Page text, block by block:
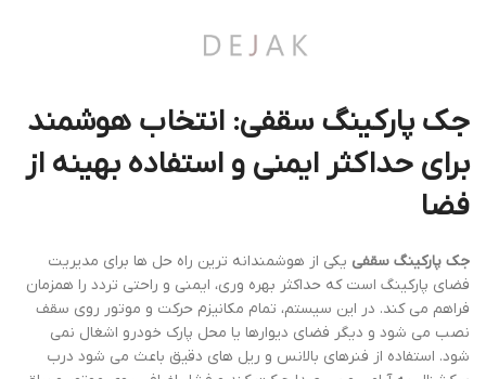
جک پارکینگ سقفی: انتخاب هوشمند
برای حداکثر ایمنی و استفاده بهینه از
فضا
جک پارکینگ سقفی یکی از هوشمندانه ترین راه حل ها برای مدیریت
فضای پارکینگ است که حداکثر بهره وری، ایمنی و راحتی تردد را همزمان
فراهم می کند. در این سیستم، تمام مکانیزم حرکت و موتور روی سقف
نصب می شود و دیگر فضای دیوارها یا محل پارک خودرو اشغال نمی
شود. استفاده از فنرهای بالانس و ریل های دقیق باعث می شود درب